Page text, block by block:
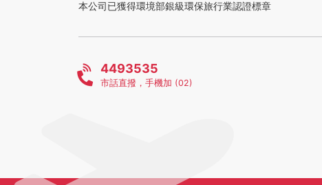
本公司已獲得環境部銀級環保旅行業認證標章
4493535
市話直撥，手機加 (02)